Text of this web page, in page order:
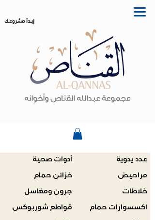
إبدأ مشروعك
أدوات صحية
خزائن حمام
جرون ومغاسل
قواطع شوربوكس
عدد يدوية
مراحيض
خلاطات
اكسسوارات حمام